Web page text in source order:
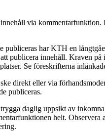
via kommentarfunktion.
publiceras har KTH en
publicera innehåll. Kraven på
Se föreskrifterna
direkt eller via
publiceras.
daglig uppsikt av
helt. Observera